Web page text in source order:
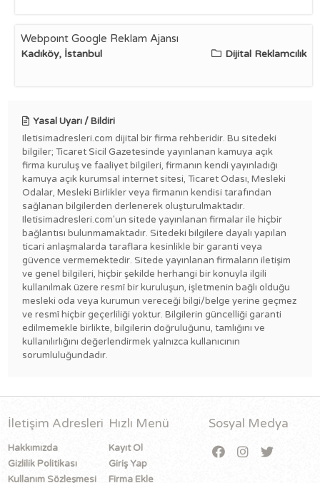
Webpoınt Google Reklam Ajansı
Kadıköy, İstanbul Dijital Reklamcılık
Yasal Uyarı / Bildiri
Iletisimadresleri.com dijital bir firma rehberidir. Bu sitedeki
bilgiler; Ticaret Sicil Gazetesinde yayınlanan kamuya açık
firma kuruluş ve faaliyet bilgileri, firmanın kendi yayınladığı
kamuya açık kurumsal internet sitesi, Ticaret Odası, Mesleki
Odalar, Mesleki Birlikler veya firmanın kendisi tarafından
sağlanan bilgilerden derlenerek oluşturulmaktadır.
Iletisimadresleri.com'un sitede yayınlanan firmalar ile hiçbir
bağlantısı bulunmamaktadır. Sitedeki bilgilere dayalı yapılan
ticari anlaşmalarda taraflara kesinlikle bir garanti veya
güvence vermemektedir. Sitede yayınlanan firmaların iletişim
ve genel bilgileri, hiçbir şekilde herhangi bir konuyla ilgili
kullanılmak üzere resmî bir kuruluşun, işletmenin bağlı olduğu
mesleki oda veya kurumun vereceği bilgi/belge yerine geçmez
ve resmî hiçbir geçerliliği yoktur. Bilgilerin güncelliği garanti
edilmemekle birlikte, bilgilerin doğruluğunu, tamlığını ve
kullanılırlığını değerlendirmek yalnızca kullanıcının
sorumluluğundadır.
İletişim Adresleri
Hakkımızda
Gizlilik Politikası
Kullanım Sözleşmesi
Hızlı Menü
Kayıt Ol
Giriş Yap
Firma Ekle
Sosyal Medya